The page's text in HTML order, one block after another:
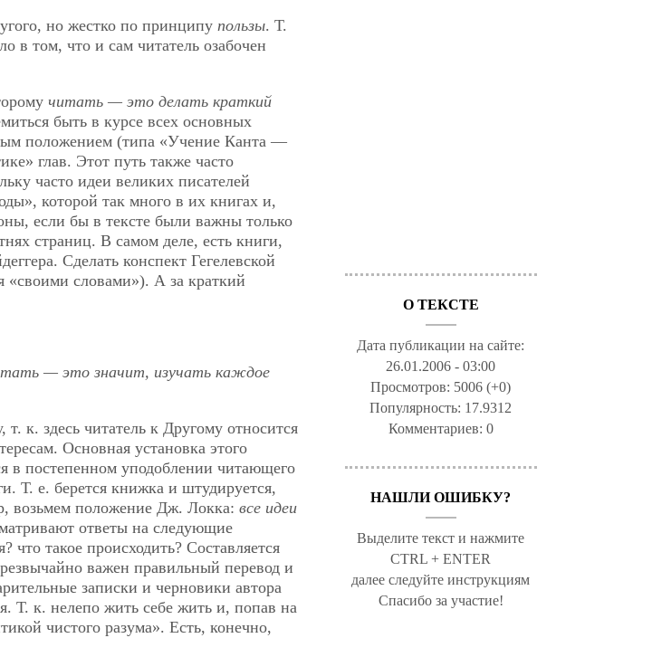
но жестко по принципу пользы. Т.
в том, что и сам читатель озабочен
читать — это делать краткий
быть в курсе всех основных
положением (типа «Учение Канта —
глав. Этот путь также часто
часто идеи великих писателей
которой так много в их книгах и,
если бы в тексте были важны только
страниц. В самом деле, есть книги,
Сделать конспект Гегелевской
«своими словами»). А за краткий
— это значит, изучать каждое
к. здесь читатель к Другому относится
Основная установка этого
в постепенном уподоблении читающего
Т. е. берется книжка и штудируется,
возьмем положение Дж. Локка: все идеи
ответы на следующие
что такое происходить? Составляется
важен правильный перевод и
записки и черновики автора
Т. к. нелепо жить себе жить и, попав на
чистого разума». Есть, конечно,
О ТЕКСТЕ
Дата публикации на сайте:
26.01.2006 - 03:00
Просмотров: 5006 (+0)
Популярность: 17.9312
Комментариев: 0
НАШЛИ ОШИБКУ?
Выделите текст и нажмите
CTRL + ENTER
далее следуйте инструкциям
Спасибо за участие!